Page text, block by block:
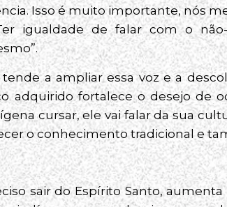
Isso é muito importante, nós
igualdade de falar com o
a ampliar essa voz e a
adquirido fortalece o desejo de
cursar, ele vai falar da sua
o conhecimento tradicional e
sair do Espírito Santo,